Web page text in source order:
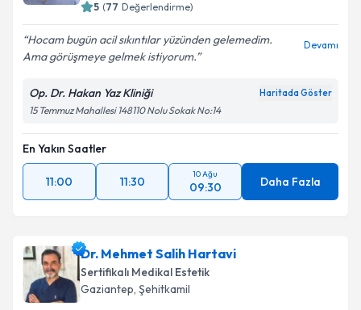
5 (77 Değerlendirme)
Hocam bugün acil sıkıntılar yüzünden gelemedim.
Ama görüşmeye gelmek istiyorum.
Devamı
Op. Dr. Hakan Yaz Kliniği Haritada Göster
15 Temmuz Mahallesi 148110 Nolu Sokak No:14
En Yakın Saatler
11:00 11:30
10 Ağu
09:30 Daha Fazla
Dr. Mehmet Salih Hartavi
Sertifikalı Medikal Estetik
Gaziantep, Şehitkamil